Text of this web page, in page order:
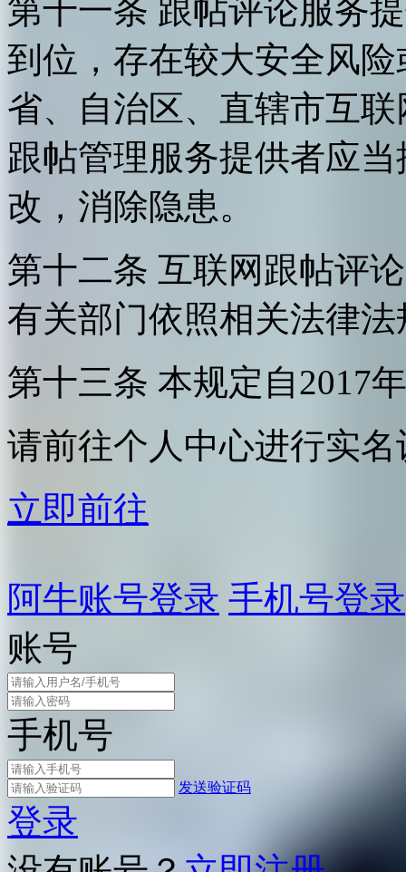
第十一条 跟帖评论服务
到位，存在较大安全风
省、自治区、直辖市互
跟帖管理服务提供者应
改，消除隐患。
第十二条 互联网跟帖评
有关部门依照相关法律
第十三条 本规定自2017
请前往个人中心进行实名
立即前往
阿牛账号登录 手机号登录
账号
手机号
发送验证码
登录